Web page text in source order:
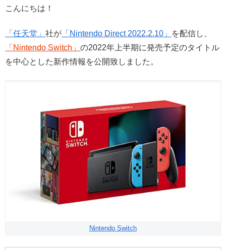
こんにちは！
「任天堂」 社が 「Nintendo Direct 2022.2.10」
を配信し、
「Nintendo Switch」 の2022年上半期に発売予定のタイトル
を中心とした新作情報を公開致しました。
Nintendo Switch